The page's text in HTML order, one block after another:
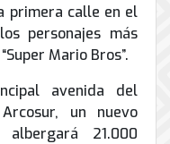
primera calle en el
personajes más
Mario Bros”.
avenida del
un nuevo
21.000